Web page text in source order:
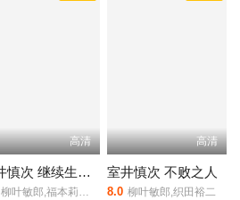
高清
室井慎次 继续生活之人
柳叶敏郎,福本莉子,斋藤润,松下洸平,矢本悠马,丹生明里,松本岳,西村直人,真矢美纪,笕利夫,饭岛直子,小泽仁志,木场胜己,加藤浩次,稻森泉,石田良子,小泉今日子
高清
室井慎次 不败之人
8.0 柳叶敏郎,织田裕二